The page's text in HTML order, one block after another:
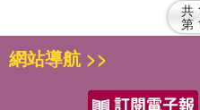
共
第
網站導航 >>